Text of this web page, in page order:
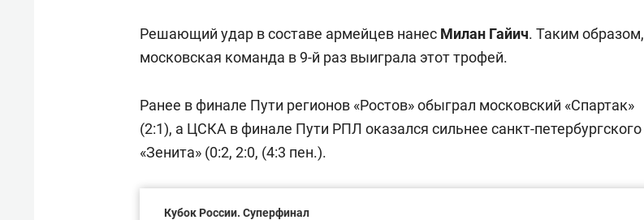
Решающий удар в составе армейцев нанес Милан Гайич. Таким образом,
московская команда в 9-й раз выиграла этот трофей.
Ранее в финале Пути регионов «Ростов» обыграл московский «Спартак»
(2:1), а ЦСКА в финале Пути РПЛ оказался сильнее санкт-петербургского
«Зенита» (0:2, 2:0, (4:3 пен.).
Кубок России. Суперфинал